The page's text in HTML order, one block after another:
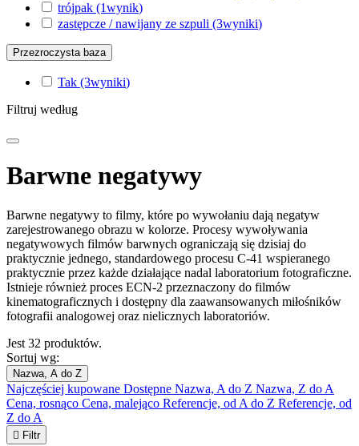
trójpak (1wynik)
zastępcze / nawijany ze szpuli (3wyniki)
Przezroczysta baza
Tak (3wyniki)
Filtruj według
Barwne negatywy
Barwne negatywy to filmy, które po wywołaniu dają negatyw
zarejestrowanego obrazu w kolorze. Procesy wywoływania
negatywowych filmów barwnych ograniczają się dzisiaj do
praktycznie jednego, standardowego procesu C-41 wspieranego
praktycznie przez każde działające nadal laboratorium fotograficzne.
Istnieje również proces ECN-2 przeznaczony do filmów
kinematograficznych i dostępny dla zaawansowanych miłośników
fotografii analogowej oraz nielicznych laboratoriów.
Jest 32 produktów.
Sortuj wg:
Nazwa, A do Z
Najczęściej kupowane Dostępne Nazwa, A do Z Nazwa, Z do A
Cena, rosnąco Cena, malejąco Referencje, od A do Z Referencje, od
Z do A
 Filtr